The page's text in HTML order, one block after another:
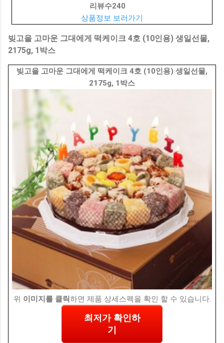
리뷰수240
상품정보 보러가기
빚고을 고마운 그대에게 떡케이크 4호 (10인용) 생일선물,
2175g, 1박스
빚고을 고마운 그대에게 떡케이크 4호 (10인용) 생일선물,
2175g, 1박스
위 이미지를 클릭하면 제품 상세스펙을 확인 할 수 있습니다.
최저가 확인하
기